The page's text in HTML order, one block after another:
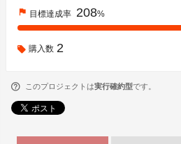
flag 目標達成率 208%
購入数 2
このプロジェクトは実行確約型です。